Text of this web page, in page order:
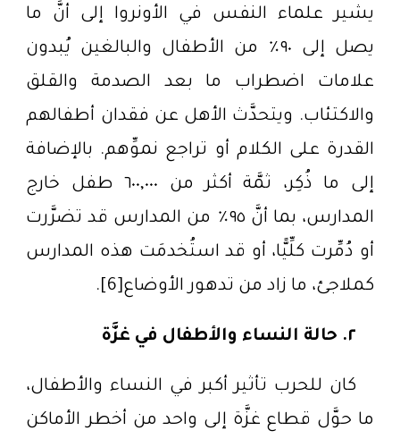
يشير علماء النفس في الأونروا إلى أنَّ ما
يصل إلى ٩٠٪ من الأطفال والبالغين يُبدون
علامات اضطراب ما بعد الصدمة والقلق
والاكتئاب. ويتحدَّث الأهل عن فقدان أطفالهم
القدرة على الكلام أو تراجع نموِّهم. بالإضافة
إلى ما ذُكِر، ثمَّة أكثر من ٦٠٠,٠٠٠ طفل خارج
المدارس، بما أنَّ ٩٥٪ من المدارس قد تضرَّرت
أو دُمِّرت كلِّيًّا، أو قد استُخدمَت هذه المدارس
كملاجئ، ما زاد من تدهور الأوضاع[6].
٢. حالة النساء والأطفال في غزَّة
كان للحرب تأثير أكبر في النساء والأطفال،
ما حوَّل قطاع غزَّة إلى واحد من أخطر الأماكن